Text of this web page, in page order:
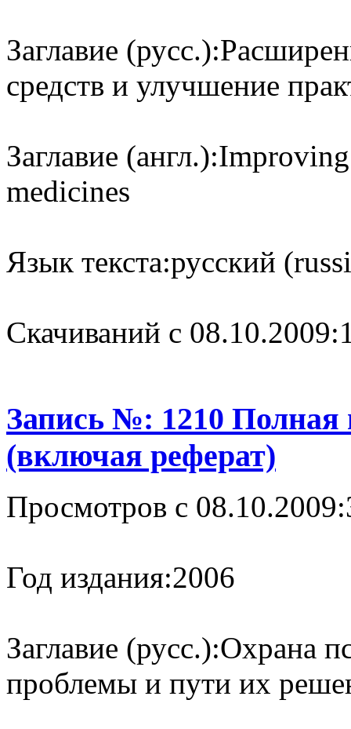
Заглавие (русс.):
средств и улучшение
Заглавие (англ.):Improving
medicines
Язык текста:русский
Cкачиваний с 08.10.2009:
Запись №: 1210 Полная
(включая реферат)
Просмотров с 08.10.2009:
Год издания:2006
Заглавие (русс.):Охрана
проблемы и пути их